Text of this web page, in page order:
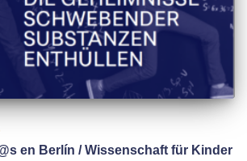
en Berlín / Wissenschaft für Kinder